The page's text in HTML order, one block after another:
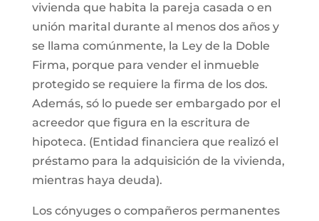
vivienda que habita la pareja casada o en
unión marital durante al menos dos años y
se llama comúnmente, la Ley de la Doble
Firma, porque para vender el inmueble
protegido se requiere la firma de los dos.
Además, só lo puede ser embargado por el
acreedor que figura en la escritura de
hipoteca. (Entidad financiera que realizó el
préstamo para la adquisición de la vivienda,
mientras haya deuda).
Los cónyuges o compañeros permanentes